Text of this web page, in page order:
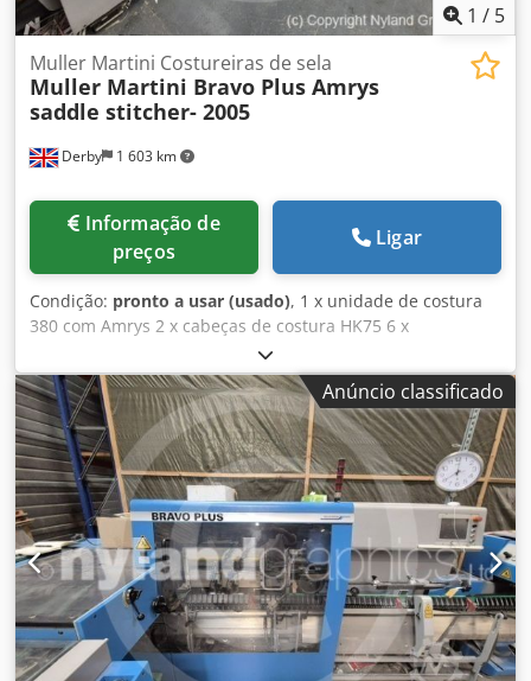
1 / 5
Derby 1 603 km
Muller Martini Costureiras de sela
Muller Martini Bravo Plus Amrys
saddle stitcher- 2005
preços
Ligar
Condição: pronto a usar (usado), 1 x unidade de costura
380 com Amrys 2 x cabeças de costura HK75 6 x
alimentadores de seções 370 com Amrys ASIR3 1 x
alimentador de capas 1554 com Amrys 1 x trilateral 449
com Amrys Dkjdpsvpaubefx Agger 1 x empilhador OMG
para entrega
Anúncio classificado